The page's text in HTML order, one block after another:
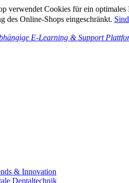
verwendet Cookies für ein
des Online-Shops eingeschränkt.
E-Learning & Support
& Innovation
Dentaltechnik